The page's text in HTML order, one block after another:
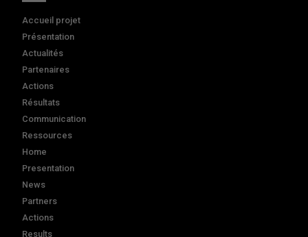
Accueil projet
Présentation
Actualités
Partenaires
Actions
Résultats
Communication
Ressources
Home
Presentation
News
Partners
Actions
Results